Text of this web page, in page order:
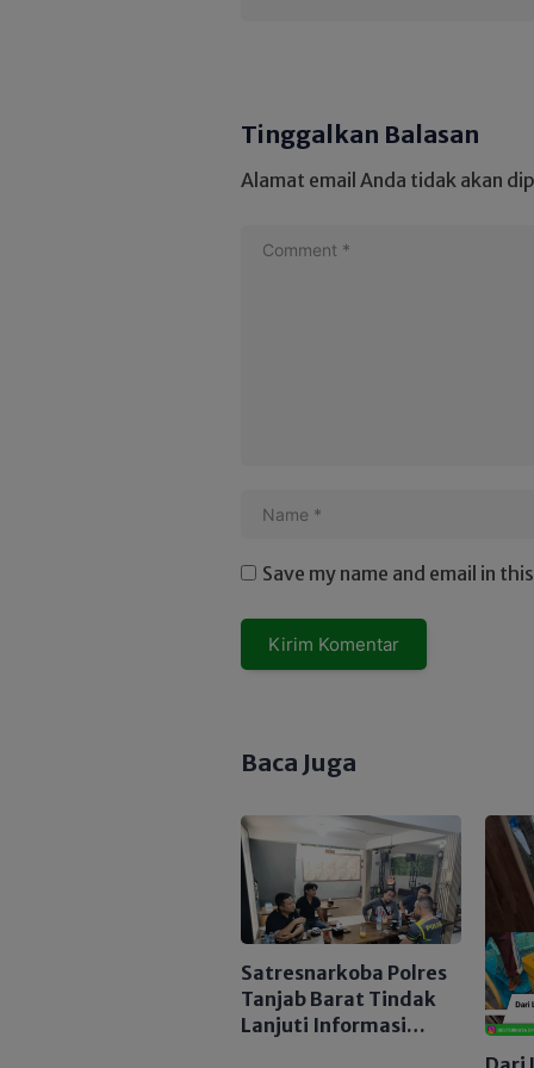
Tinggalkan Balasan
Alamat email Anda tidak akan
Save my name and email in
Baca Juga
Satresnarkoba Polres
Tanjab Barat Tindak
Lanjuti Informasi